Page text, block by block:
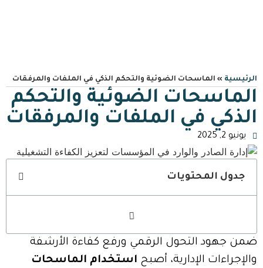
الرئيسية » الماسحات الضوئية والتحكم الذكي في الملفات والمرفقات
الماسحات الضوئية والتحكم
الذكي في الملفات والمرفقات
يونيو 2, 2025
جدول المحتويات
ضمن جهود التحول الرقمي ورفع كفاءة الأرشفة
والإجراءات الإدارية، أصبح استخدام الماسحات